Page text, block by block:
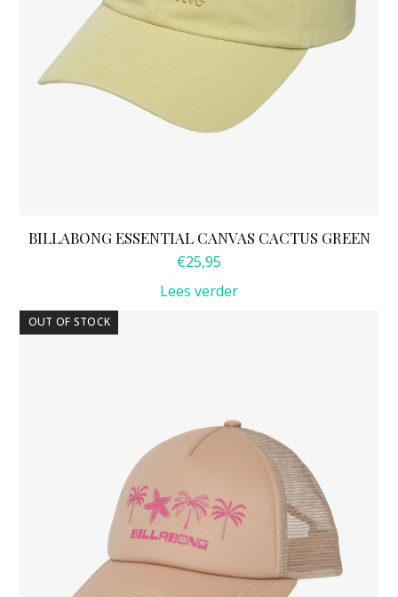
BILLABONG ESSENTIAL CANVAS CACTUS GREEN
€25,95
Lees verder
OUT OF STOCK